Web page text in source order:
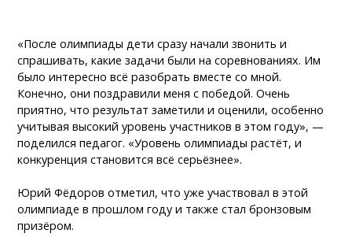
«После олимпиады дети сразу начали звонить и
спрашивать, какие задачи были на соревнованиях. Им
было интересно всё разобрать вместе со мной.
Конечно, они поздравили меня с победой. Очень
приятно, что результат заметили и оценили, особенно
учитывая высокий уровень участников в этом году», —
поделился педагог. «Уровень олимпиады растёт, и
конкуренция становится всё серьёзнее».
Юрий Фёдоров отметил, что уже участвовал в этой
олимпиаде в прошлом году и также стал бронзовым
призёром.